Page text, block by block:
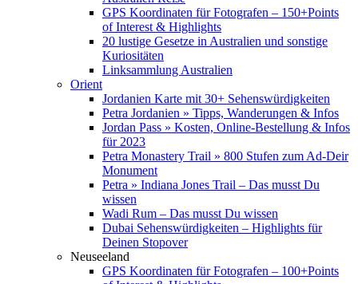
GPS Koordinaten für Fotografen – 150+Points
of Interest & Highlights
20 lustige Gesetze in Australien und sonstige
Kuriositäten
Linksammlung Australien
Orient
Jordanien Karte mit 30+ Sehenswürdigkeiten
Petra Jordanien » Tipps, Wanderungen & Infos
Jordan Pass » Kosten, Online-Bestellung & Infos
für 2023
Petra Monastery Trail » 800 Stufen zum Ad-Deir
Monument
Petra » Indiana Jones Trail – Das musst Du
wissen
Wadi Rum – Das musst Du wissen
Dubai Sehenswürdigkeiten – Highlights für
Deinen Stopover
Neuseeland
GPS Koordinaten für Fotografen – 100+Points